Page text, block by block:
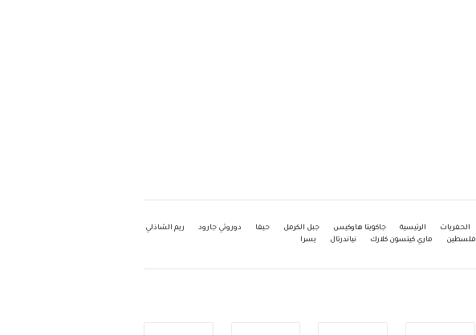
الحفريات الرئيسية جاكويتا هاوكيس جبل الكرمل حيفا دوروثي جارود
ريم الشاذلي
فلسطين ماري كيتسون كلارك نياندرتال يسرا